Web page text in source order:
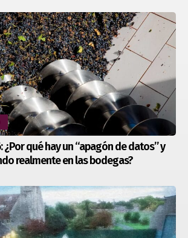
¿Por qué hay un “apagón de datos” y
realmente en las bodegas?